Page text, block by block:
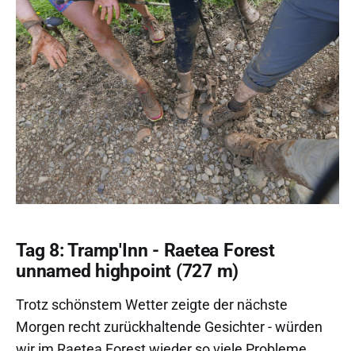
Tag 8: Tramp'Inn - Raetea Forest
unnamed highpoint (727 m)
Trotz schönstem Wetter zeigte der nächste
Morgen recht zurückhaltende Gesichter - würden